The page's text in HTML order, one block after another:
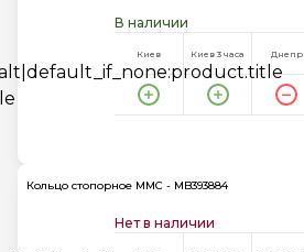
В наличии
Киев Киев 3 часа Днепр
Кольцо стопорное MMC - MB393884
Нет в наличии